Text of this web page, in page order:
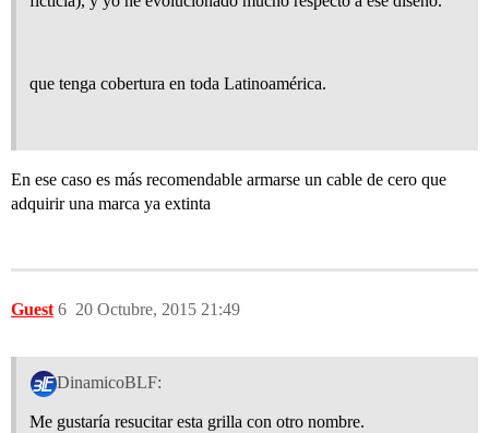
que tenga cobertura en toda Latinoamérica.
En ese caso es más recomendable armarse un cable de cero que
adquirir una marca ya extinta
Guest 20 Octubre, 2015 21:49
6
DinamicoBLF:
Me gustaría resucitar esta grilla con otro nombre.